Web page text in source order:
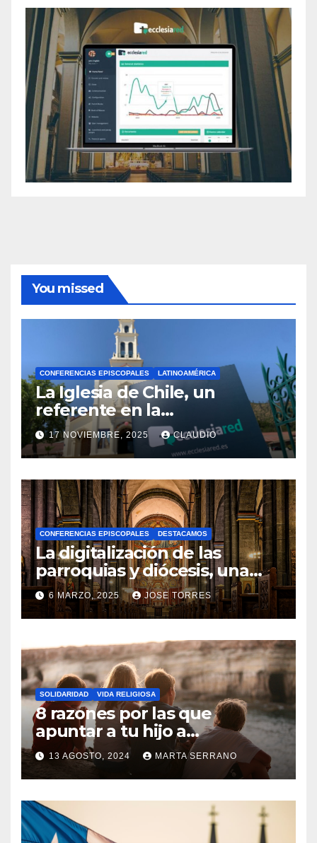
You missed
CONFERENCIAS EPISCOPALES LATINOAMÉRICA
La Iglesia de Chile, un
referente en la
transformación digital
gracias a Ecclesiared
17 NOVIEMBRE, 2025 CLAUDIO
N
O
H
A
Y
C
O
M
N
T
A
R
I
O
S
CONFERENCIAS EPISCOPALES DESTACAMOS
La digitalización de las
parroquias y diócesis, una
realidad ya para el futuro de
la Iglesia
6 MARZO, 2025 JOSE TORRES
N
O
H
A
Y
SOLIDARIDAD VIDA RELIGIOSA
8 razones por las que
apuntar a tu hijo a
Catequesis
13 AGOSTO, 2024 MARTA SERRANO
N
O